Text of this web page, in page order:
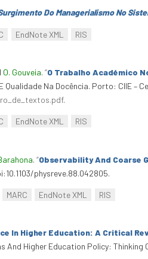
Do Managerialismo No
EndNote XML RIS
O. Gouveia. “O Trabalho Académico
Qualidade Na Docência. Porto: CIIE
.
EndNote XML RIS
. “Observability And Coarse
physreve.88.042805.
MARC EndNote XML RIS
In Higher Education: A Critical
Higher Education Policy: